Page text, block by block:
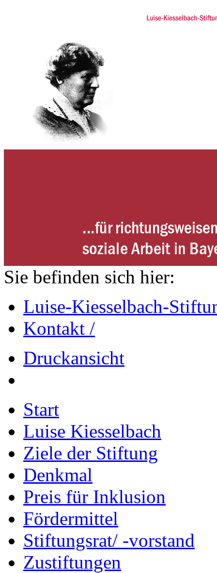
Sie befinden sich hier:
Luise-Kiesselbach-
Kontakt /
Druckansicht
Start
Luise Kiesselbach
Ziele der Stiftung
Denkmal
Preis für Inklusion
Fördermittel
Stiftungsrat/ -vorstand
Zustiftungen